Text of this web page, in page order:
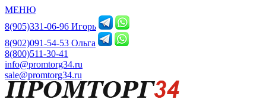
МЕНЮ
8(905)331-06-96 Игорь
8(902)091-54-53 Ольга
8(800)511-30-41
info@promtorg34.ru
sale@promtorg34.ru